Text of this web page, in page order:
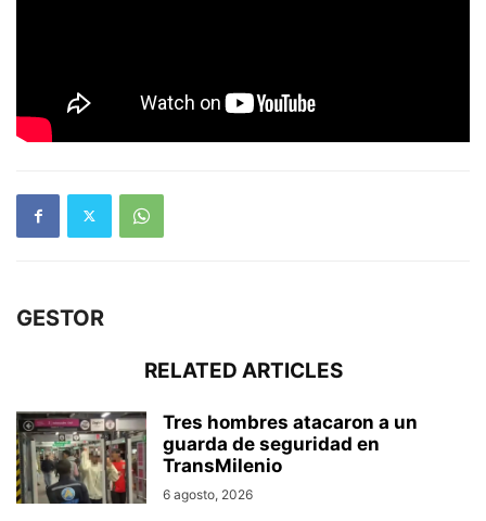
GESTOR
RELATED ARTICLES
Tres hombres atacaron a un
guarda de seguridad en
TransMilenio
6 agosto, 2026